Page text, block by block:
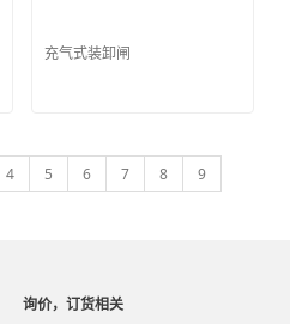
充气式装卸闸
4 5 6 7 8
9
询价，订货相关